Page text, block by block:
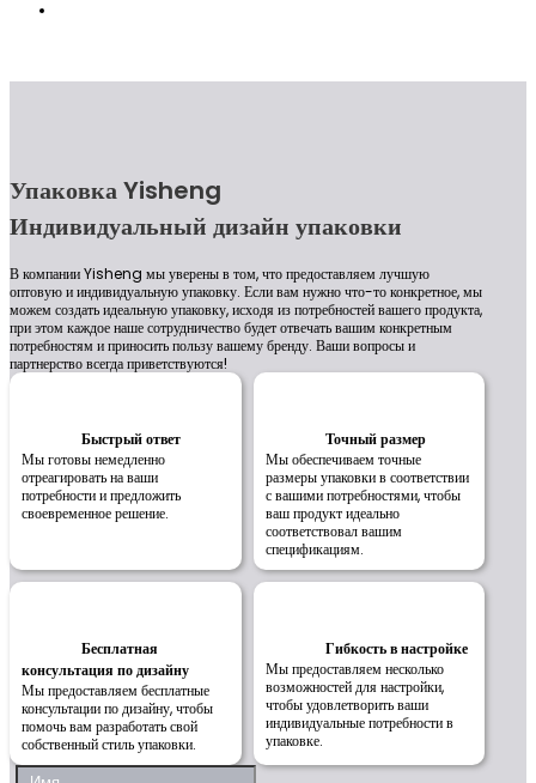
Упаковка Yisheng
Индивидуальный дизайн упаковки
В компании Yisheng мы уверены в том, что предоставляем лучшую
оптовую и индивидуальную упаковку. Если вам нужно что-то конкретное, мы
можем создать идеальную упаковку, исходя из потребностей вашего продукта,
при этом каждое наше сотрудничество будет отвечать вашим конкретным
потребностям и приносить пользу вашему бренду. Ваши вопросы и
партнерство всегда приветствуются!
Быстрый ответ
Мы готовы немедленно
отреагировать на ваши
потребности и предложить
своевременное решение.
Точный размер
Мы обеспечиваем точные
размеры упаковки в соответствии
с вашими потребностями, чтобы
ваш продукт идеально
соответствовал вашим
спецификациям.
Бесплатная
консультация по дизайну
Мы предоставляем бесплатные
консультации по дизайну, чтобы
помочь вам разработать свой
собственный стиль упаковки.
Гибкость в настройке
Мы предоставляем несколько
возможностей для настройки,
чтобы удовлетворить ваши
индивидуальные потребности в
упаковке.